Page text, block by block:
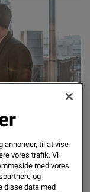
annoncer, til at vise
vores trafik. Vi
med vores
og
disse data med